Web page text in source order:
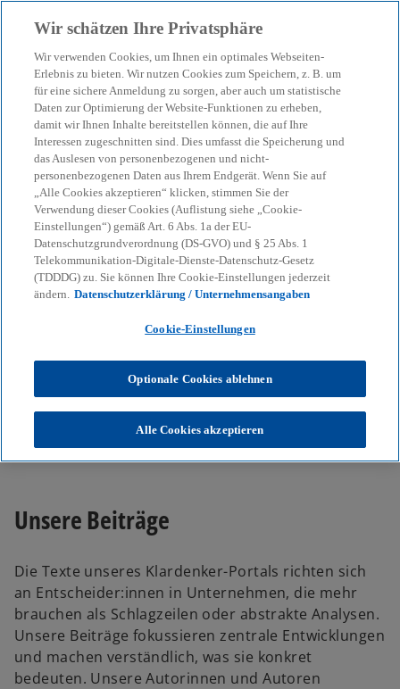
menu search
Unser Blog – Insights für
Ihre nächsten
Entscheidungen
Wir helfen Ihnen, den Überblick zu behalten
bei geopolitischen Verschiebungen, neuen
Unser Blog – Insights für Ihre nächsten Entscheidungen
Unsere Beiträge
Die Texte unseres Klardenker-Portals richten sich
an Entscheider:innen in Unternehmen, die mehr
brauchen als Schlagzeilen oder abstrakte Analysen.
Unsere Beiträge fokussieren zentrale Entwicklungen
und machen verständlich, was sie konkret
bedeuten. Unsere Autorinnen und Autoren
Wir schätzen Ihre Privatsphäre
Wir verwenden Cookies, um Ihnen ein optimales Webseiten-
Erlebnis zu bieten. Wir nutzen Cookies zum Speichern, z. B. um
für eine sichere Anmeldung zu sorgen, aber auch um statistische
Daten zur Optimierung der Website-Funktionen zu erheben,
damit wir Ihnen Inhalte bereitstellen können, die auf Ihre
Interessen zugeschnitten sind. Dies umfasst die Speicherung und
das Auslesen von personenbezogenen und nicht-
personenbezogenen Daten aus Ihrem Endgerät. Wenn Sie auf
„Alle Cookies akzeptieren“ klicken, stimmen Sie der
Verwendung dieser Cookies (Auflistung siehe „Cookie-
Einstellungen“) gemäß Art. 6 Abs. 1a der EU-
Datenschutzgrundverordnung (DS-GVO) und § 25 Abs. 1
Telekommunikation-Digitale-Dienste-Datenschutz-Gesetz
(TDDDG) zu. Sie können Ihre Cookie-Einstellungen jederzeit
ändern. Datenschutzerklärung / Unternehmensangaben
Cookie-Einstellungen
Optionale Cookies ablehnen
Alle Cookies akzeptieren